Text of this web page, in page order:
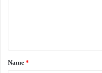
*
Name *